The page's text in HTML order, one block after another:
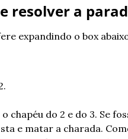
resolver a
expandindo o box
chapéu do 2 e do 3. Se
e matar a charada.